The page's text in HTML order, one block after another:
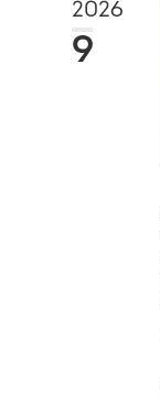
2026
9